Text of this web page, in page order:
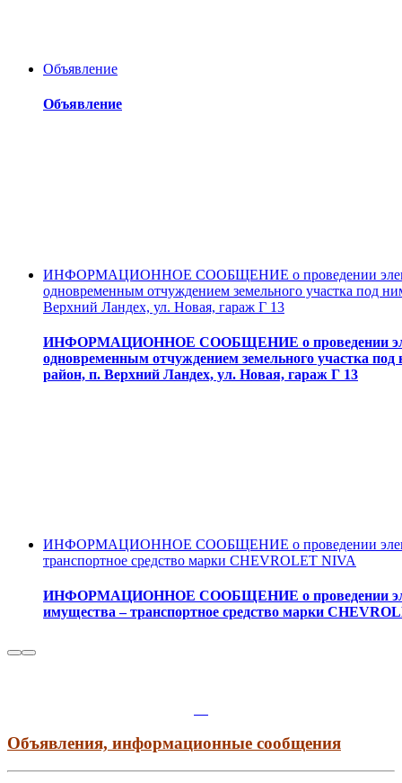
Объявление
Объявление
ИНФОРМАЦИОННОЕ СООБЩЕНИЕ о проведении
одновременным отчуждением земельного участка под
Верхний Ландех, ул. Новая, гараж Г 13
ИНФОРМАЦИОННОЕ СООБЩЕНИЕ о проведении
одновременным отчуждением земельного участка
район, п. Верхний Ландех, ул. Новая, гараж Г 13
ИНФОРМАЦИОННОЕ СООБЩЕНИЕ о проведении
транспортное средство марки CHEVROLET NIVA
ИНФОРМАЦИОННОЕ СООБЩЕНИЕ о проведении
имущества – транспортное средство марки
Объявления, информационные сообщения